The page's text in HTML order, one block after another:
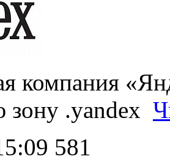
компания
.yandex
581